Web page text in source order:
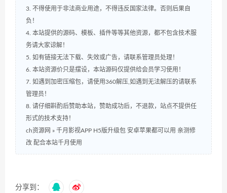
3. 不得使用于非法商业用途，不得违反国家法律。否则后果自
负！
4. 本站提供的源码、模板、插件等等其他资源，都不包含技术服
务请大家谅解！
5. 如有链接无法下载、失效或广告，请联系管理员处理！
6. 本站资源价只是摆设，本站源码仅提供给会员学习使用！
7. 如遇到加密压缩包，请使用360解压,如遇到无法解压的请联系
管理员！
8. 请仔细斟酌后赞助本站，赞助成功后，不退款，站点不提供任
形式的技术支持！
ch资源网 » 千月影视APP H5版升级包 安卓苹果都可以用 亲测修
改 配合本站千月使用
分享到：